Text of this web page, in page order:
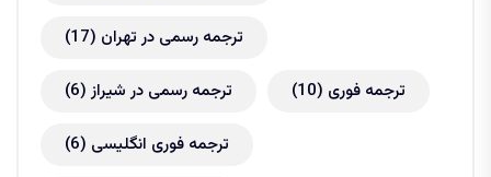
ترجمه رسمی در تهران (17)
ترجمه رسمی در شیراز(6) ترجمه فوری (10)
ترجمه فوری انگلیسی (6)